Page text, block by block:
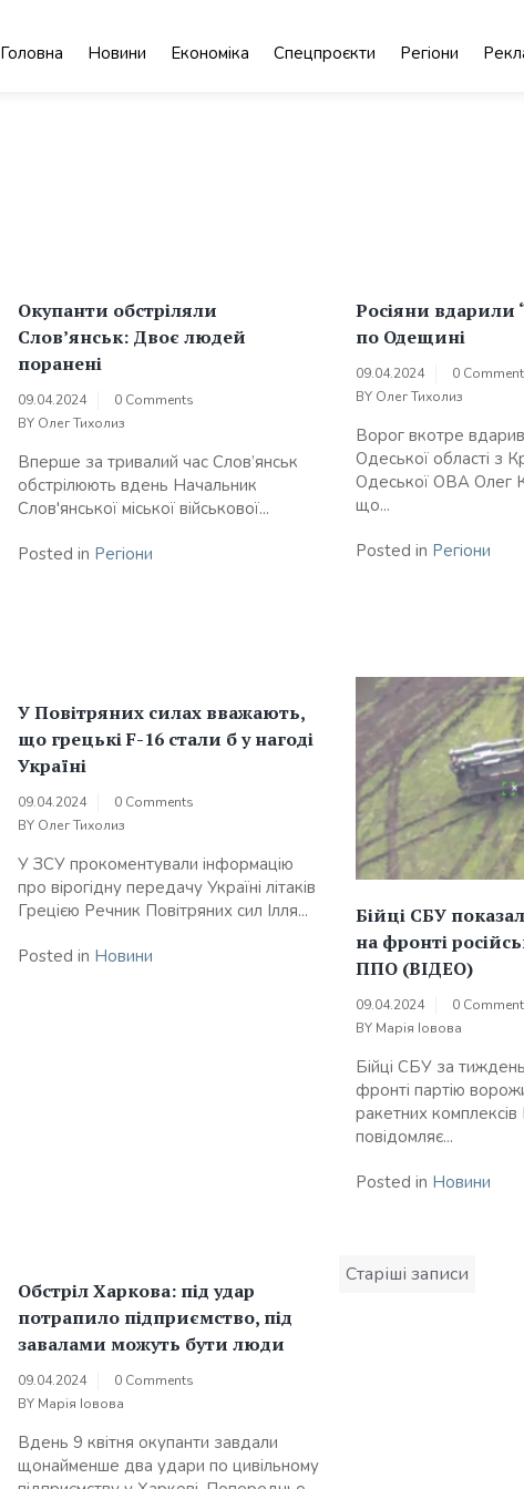
Головна Новини Економіка Спецпроєкти Регіони
Окупанти обстріляли
Слов’янськ: Двоє людей
поранені
09.04.2024
0 Comments
BY Олег Тихолиз
Вперше за тривалий час Слов’янськ
обстрілюють вдень Начальник
Слов'янської міської військової...
Posted in Регіони
Росіяни вдарили
по Одещині
09.04.2024
0
BY Олег Тихолиз
Ворог вкотре вдарив
Одеської області з
Одеської ОВА Олег
що...
Posted in Регіони
У Повітряних силах вважають,
що грецькі F-16 стали б у нагоді
Україні
09.04.2024
0 Comments
BY Олег Тихолиз
У ЗСУ прокоментували інформацію
про вірогідну передачу Україні літаків
Грецією Речник Повітряних сил Ілля...
Posted in Новини
Бійці СБУ
на фронті
ППО (ВІДЕО)
09.04.2024
0
BY Марія Іовова
Бійці СБУ за
фронті партію
ракетних
повідомляє...
Posted in Новини
Обстріл Харкова: під удар
потрапило підприємство, під
завалами можуть бути люди
09.04.2024
0 Comments
BY Марія Іовова
Вдень 9 квітня окупанти завдали
щонайменше два удари по цивільному
Навігація
Старіші записи